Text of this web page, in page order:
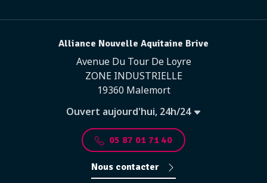
Alliance Nouvelle Aquitaine Brive
Avenue Du Tour De Loyre
ZONE INDUSTRIELLE
19360 Malemort
Ouvert aujourd'hui, 24h/24
05 87 01 71 40
Nous contacter